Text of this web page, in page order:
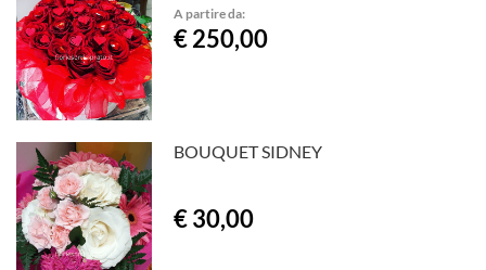
A partire da:
€ 250,00
BOUQUET SIDNEY
€ 30,00